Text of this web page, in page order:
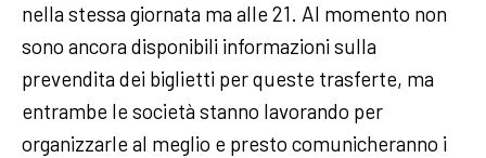
nella stessa giornata ma alle 21. Al momento non
sono ancora disponibili informazioni sulla
prevendita dei biglietti per queste trasferte, ma
entrambe le società stanno lavorando per
organizzarle al meglio e presto comunicheranno i